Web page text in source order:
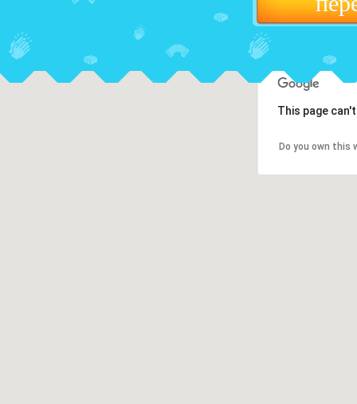
This page
Do you own this